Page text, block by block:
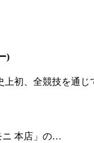
)
初、全競技を通
ニ 本店」の…